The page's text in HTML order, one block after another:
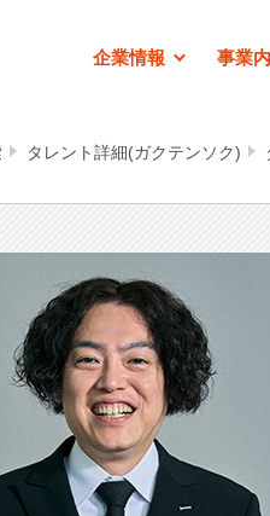
企業情報 事業
タレント詳細(ガクテンソク)